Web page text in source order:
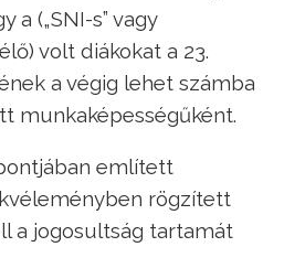
a („SNI-s” vagy
volt diákokat a 23.
a végig lehet számba
munkaképességűként.
említett
rögzített
a jogosultság tartamát